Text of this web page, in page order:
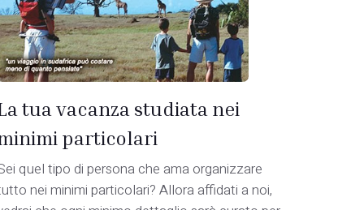
tua vacanza studiata nei
particolari
quel tipo di persona che ama organizzare
nei minimi particolari? Allora affidati a noi,